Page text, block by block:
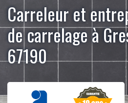
Carreleur et
de carrelage à
67190